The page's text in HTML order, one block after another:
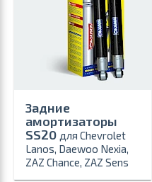
Задние
амортизаторы
SS20 для Chevrolet
Lanos, Daewoo Nexia,
ZAZ Chance, ZAZ Sens